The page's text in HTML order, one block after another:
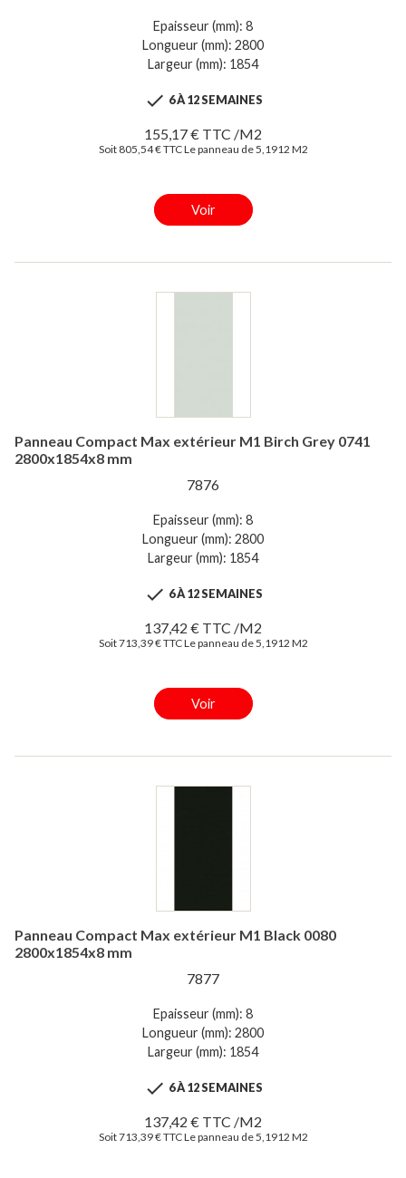
Epaisseur (mm): 8
Longueur (mm): 2800
Largeur (mm): 1854
 6 À 12 SEMAINES
155,17 € TTC /M2
Soit 805,54 € TTC Le panneau de 5,1912 M2
Voir
Panneau Compact Max extérieur M1 Birch Grey 0741
2800x1854x8 mm
7876
Epaisseur (mm): 8
Longueur (mm): 2800
Largeur (mm): 1854
 6 À 12 SEMAINES
137,42 € TTC /M2
Soit 713,39 € TTC Le panneau de 5,1912 M2
Voir
Panneau Compact Max extérieur M1 Black 0080
2800x1854x8 mm
7877
Epaisseur (mm): 8
Longueur (mm): 2800
Largeur (mm): 1854
 6 À 12 SEMAINES
137,42 € TTC /M2
Soit 713,39 € TTC Le panneau de 5,1912 M2